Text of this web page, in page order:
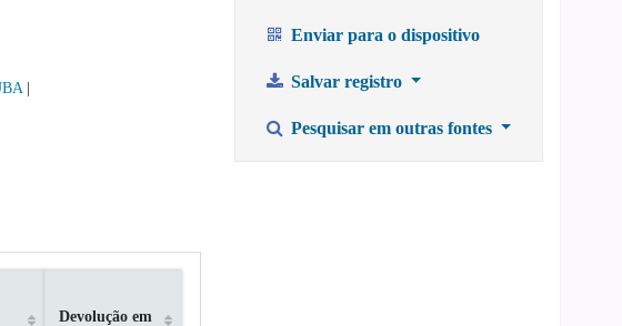
Devolução em
Enviar para o dispositivo
Salvar registro
Pesquisar em outras fontes